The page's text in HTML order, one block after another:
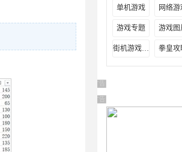
单机游戏 网络游
游戏专题 游戏图
街机游戏出招表 拳皇攻
广告 商业广告，理性选择
广告 商业广告，理性选择